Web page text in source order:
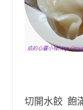
切開水餃 飽